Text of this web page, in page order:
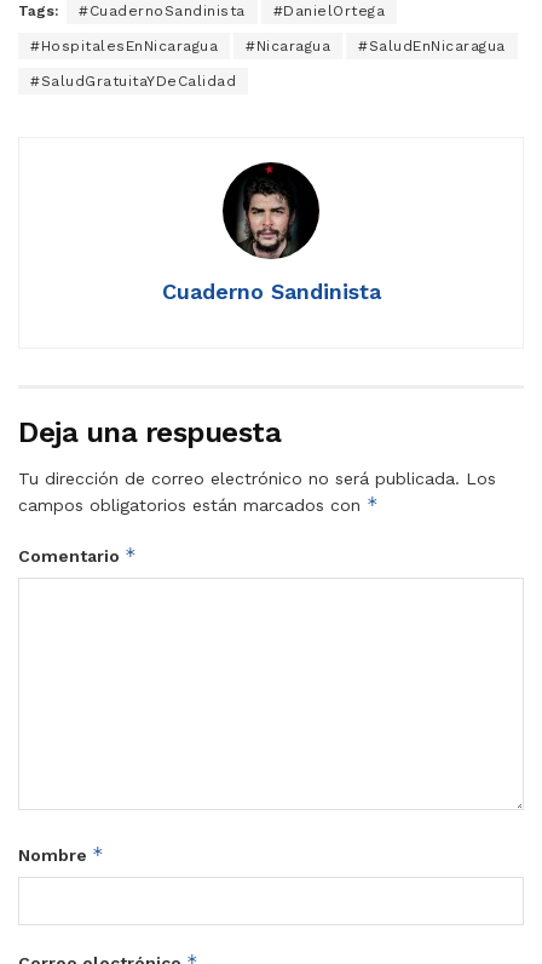
Tags: #CuadernoSandinista #DanielOrtega
#HospitalesEnNicaragua #Nicaragua #SaludEnNicaragua
#SaludGratuitaYDeCalidad
Cuaderno Sandinista
Deja una respuesta
Tu dirección de correo electrónico no será publicada. Los
campos obligatorios están marcados con *
Comentario *
Nombre *